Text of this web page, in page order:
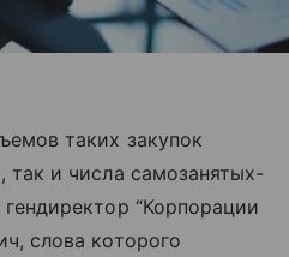
таких закупок
и числа самозанятых-
“Корпорации
слова которого